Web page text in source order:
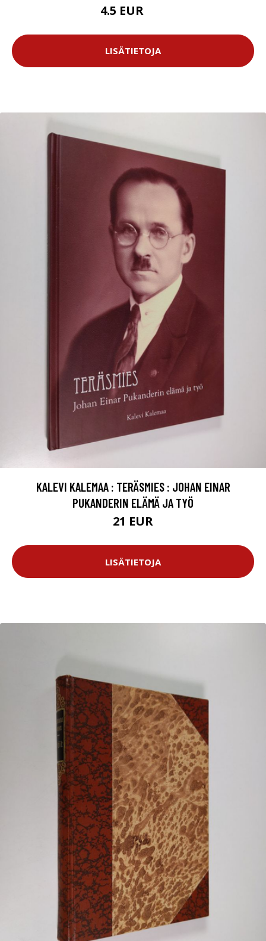
4.5 EUR
LISÄTIETOJA
KALEVI KALEMAA : TERÄSMIES : JOHAN EINAR
PUKANDERIN ELÄMÄ JA TYÖ
21 EUR
LISÄTIETOJA